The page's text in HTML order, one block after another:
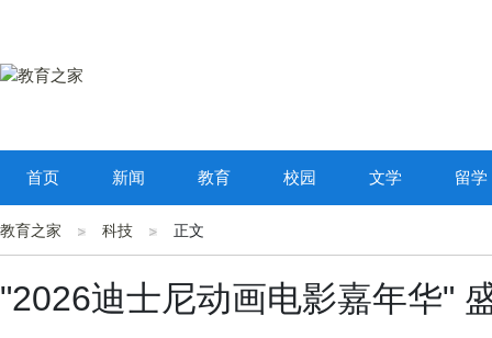
首页 新闻 教育 校园 文学 留学
教育之家 科技 正文
"2026迪士尼动画电影嘉年华"